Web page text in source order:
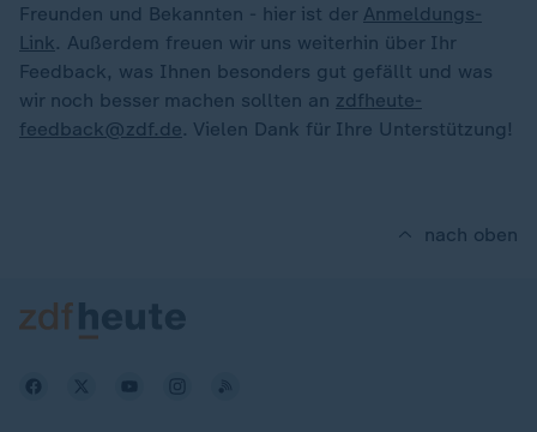
Freunden und Bekannten - hier ist der Anmeldungs-
Link. Außerdem freuen wir uns weiterhin über Ihr
Feedback, was Ihnen besonders gut gefällt und was
wir noch besser machen sollten an zdfheute-
feedback@zdf.de. Vielen Dank für Ihre Unterstützung!
nach oben